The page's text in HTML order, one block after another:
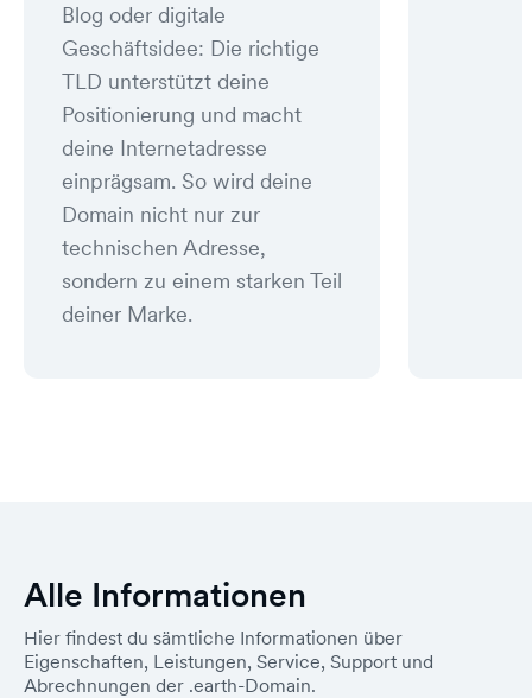
Blog oder digitale
Geschäftsidee: Die richtige
TLD unterstützt deine
Positionierung und macht
deine Internetadresse
einprägsam. So wird deine
Domain nicht nur zur
technischen Adresse,
sondern zu einem starken Teil
deiner Marke.
Alle Informationen
Hier findest du sämtliche Informationen über
Eigenschaften, Leistungen, Service, Support und
Abrechnungen der .earth-Domain.